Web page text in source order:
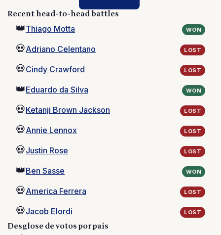
Recent head-to-head battles
👑Thiago Motta WON
💀Adriano Celentano LOST
💀Cindy Crawford LOST
👑Eduardo da Silva WON
💀Ketanji Brown Jackson LOST
💀Annie Lennox LOST
💀Justin Rose LOST
👑Ben Sasse WON
💀America Ferrera LOST
💀Jacob Elordi LOST
Desglose de votos por país